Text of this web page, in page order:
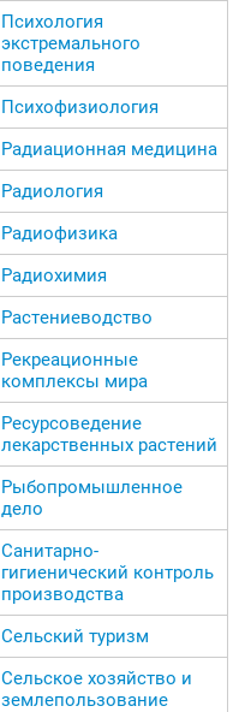
Психология
экстремального
поведения
Психофизиология
Радиационная медицина
Радиология
Радиофизика
Радиохимия
Растениеводство
Рекреационные
комплексы мира
Ресурсоведение
лекарственных растений
Рыбопромышленное
дело
Санитарно-
гигиенический контроль
производства
Сельский туризм
Сельское хозяйство и
землепользование